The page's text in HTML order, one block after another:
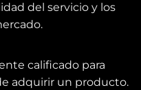
del servicio y los
calificado para
adquirir un producto.